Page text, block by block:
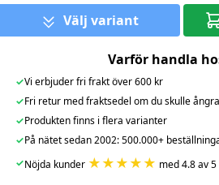
Välj variant
Varför handla
✓Vi erbjuder fri frakt över 600 kr
✓Fri retur med fraktsedel om du skulle
✓Produkten finns i flera varianter
✓På nätet sedan 2002: 500.000+
✓Nöjda kunder ★★★★★ med 4.8 av